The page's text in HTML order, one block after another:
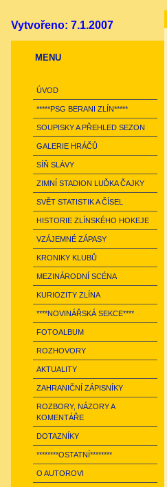
Vytvořeno: 7.1.2007
MENU
ÚVOD
*****PSG BERANI ZLÍN*****
SOUPISKY A PŘEHLED SEZON
GALERIE HRÁČŮ
SÍŇ SLÁVY
ZIMNÍ STADION LUĎKA ČAJKY
SVĚT STATISTIK A ČÍSEL
HISTORIE ZLÍNSKÉHO HOKEJE
VZÁJEMNÉ ZÁPASY
KRONIKY KLUBŮ
MEZINÁRODNÍ SCÉNA
KURIOZITY ZLÍNA
****NOVINÁŘSKÁ SEKCE****
FOTOALBUM
ROZHOVORY
AKTUALITY
ZAHRANIČNÍ ZÁPISNÍKY
ROZBORY, NÁZORY A
KOMENTÁŘE
DOTAZNÍKY
********OSTATNÍ********
O AUTOROVI